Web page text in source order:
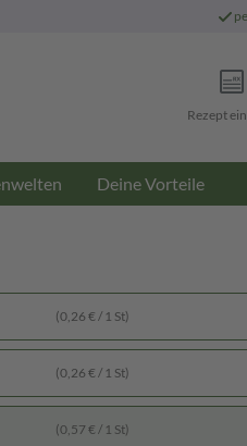
Rezept
Deine Vorteile
(0,26 € / 1 St)
(0,26 € / 1 St)
(0,57 € / 1 St)